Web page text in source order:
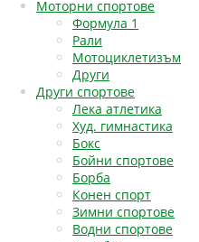
Моторни спортове
Формула 1
Рали
Мотоциклетизъм
Други
Други спортове
Лека атлетика
Худ. гимнастика
Бокс
Бойни спортове
Борба
Конен спорт
Зимни спортове
Водни спортове